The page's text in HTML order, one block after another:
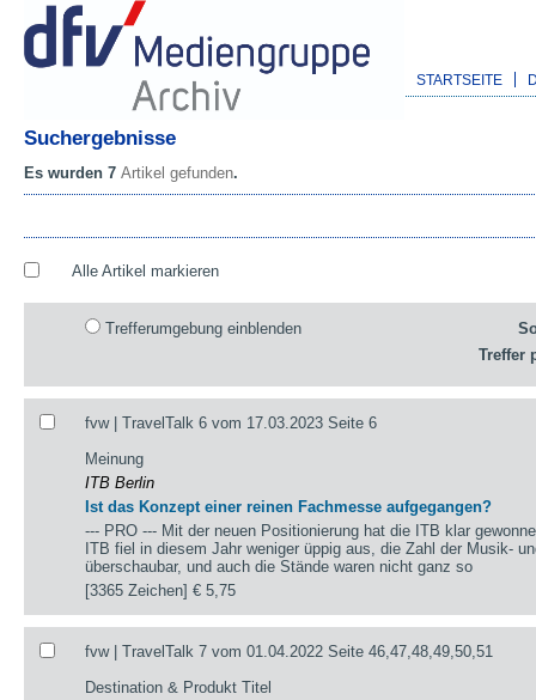
STARTSEITE
Suchergebnisse
Es wurden 7 Artikel gefunden.
Alle Artikel markieren
Trefferumgebung einblenden
Treffer
fvw | TravelTalk 6 vom 17.03.2023 Seite 6
Meinung
ITB Berlin
Ist das Konzept einer reinen Fachmesse aufgegangen?
--- PRO --- Mit der neuen Positionierung hat die ITB klar
ITB fiel in diesem Jahr weniger üppig aus, die Zahl der Musik-
überschaubar, und auch die Stände waren nicht ganz so
[3365 Zeichen]€ 5,75
fvw | TravelTalk 7 vom 01.04.2022 Seite 46,47,48,49,50,51
Destination & Produkt Titel